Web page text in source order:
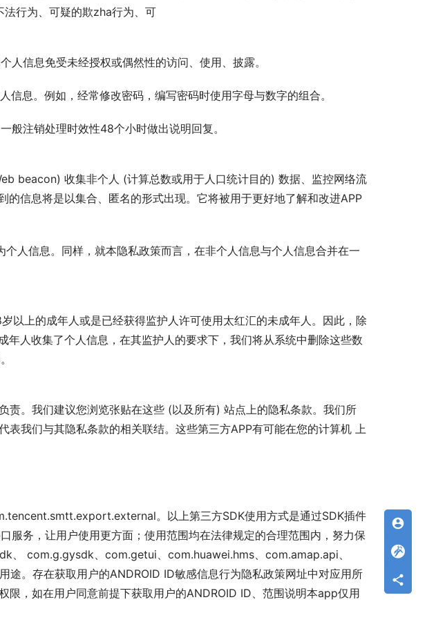
行为、可疑的欺zha行为、可
信息免受未经授权或偶然性的访问、使用、披露。
息。例如，经常修改密码，编写密码时使用字母与数字的组合。
般注销处理时效性48个小时做出说明回复。
beacon) 收集非个人 (计算总数或用于人口统计目的) 数据、监控网络流
信息将是以集合、匿名的形式出现。它将被用于更好地了解和改进APP
人信息。同样，就本隐私政策而言，在非个人信息与个人信息合并在一
以上的成年人或是已经获得监护人许可使用太红汇的未成年人。因此，除
人收集了个人信息，在其监护人的要求下，我们将从系统中删除这些数
责。我们建议您浏览张贴在这些 (以及所有) 站点上的隐私条款。我们所
我们与其隐私条款的相关联结。这些第三方APP有可能在您的计算机 上
。以上第三方SDK使用方式是通过SDK插件
服务，让用户使用更方面；使用范围均在法律规定的合理范围内，努力保
、 com.g.gysdk、com.getui、com.huawei.hms、com.amap.api、
。存在获取用户的ANDROID ID敏感信息行为隐私政策网址中对应用所
，如在用户同意前提下获取用户的ANDROID ID、范围说明本app仅用
account_circle